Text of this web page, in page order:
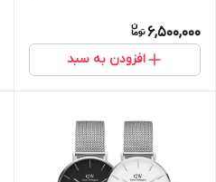
6,500,000
افزودن به سبد